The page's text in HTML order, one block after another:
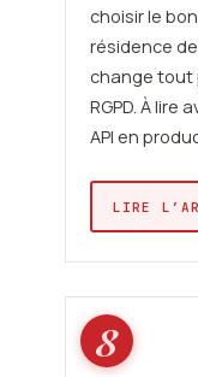
choisir le
résidence
change tout
RGPD. À lire
API en
LIRE
8